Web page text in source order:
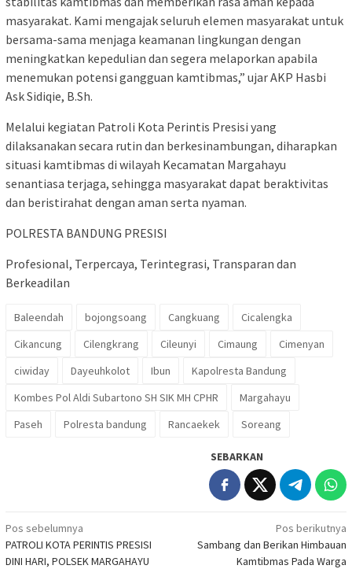
masyarakat. Kami mengajak seluruh elemen masyarakat untuk
bersama-sama menjaga keamanan lingkungan dengan
meningkatkan kepedulian dan segera melaporkan apabila
menemukan potensi gangguan kamtibmas,” ujar AKP Hasbi
Ask Sidiqie, B.Sh.
Melalui kegiatan Patroli Kota Perintis Presisi yang
dilaksanakan secara rutin dan berkesinambungan, diharapkan
situasi kamtibmas di wilayah Kecamatan Margahayu
senantiasa terjaga, sehingga masyarakat dapat beraktivitas
dan beristirahat dengan aman serta nyaman.
POLRESTA BANDUNG PRESISI
Profesional, Terpercaya, Terintegrasi, Transparan dan
Berkeadilan
Baleendah bojongsoang Cangkuang
Cicalengka
Cikancung
Cilengkrang Cileunyi Cimaung
Cimenyan
ciwiday
Dayeuhkolot Ibun
Kapolresta Bandung
Kombes Pol Aldi Subartono SH SIK MH CPHR
Margahayu
Paseh
Polresta bandung Rancaekek Soreang
SEBARKAN
Navigasi
pos
Pos sebelumnya
PATROLI KOTA PERINTIS PRESISI
DINI HARI, POLSEK MARGAHAYU
Pos berikutnya
Sambang dan Berikan Himbauan
Kamtibmas Pada Warga